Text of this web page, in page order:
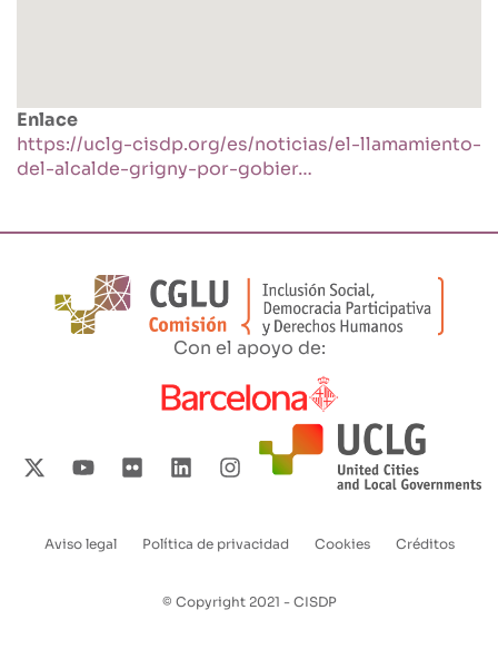
Enlace
https://uclg-cisdp.org/es/noticias/el-llamamiento-
del-alcalde-grigny-por-gobier…
Con el apoyo de:
Aviso legal Política de privacidad Cookies Créditos
© Copyright 2021 - CISDP